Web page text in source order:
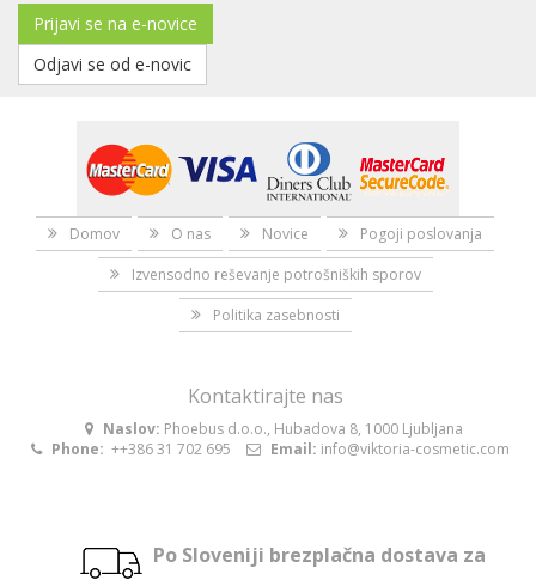
Prijavi se na e-novice
Odjavi se od e-novic
Domov O nas Novice
Pogoji poslovanja
Izvensodno reševanje potrošniških sporov
Politika zasebnosti
Kontaktirajte nas
Naslov: Phoebus d.o.o., Hubadova 8, 1000 Ljubljana
Phone: ++386 31 702 695 Email: info@viktoria-cosmetic.com
Po Sloveniji brezplačna dostava za